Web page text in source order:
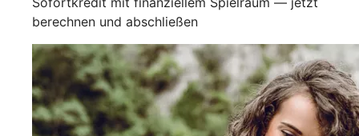
berechnen und abschließen